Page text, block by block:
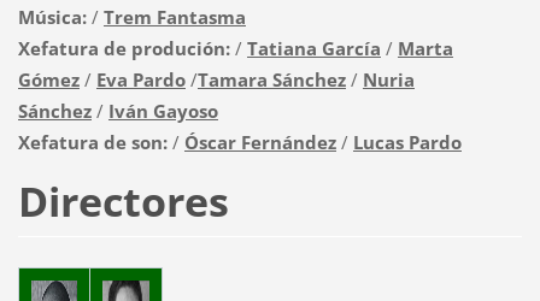
Música: / Trem Fantasma
Xefatura de produción: / Tatiana García / Marta
Gómez/ Eva Pardo/Tamara Sánchez/ Nuria
Sánchez/ Iván Gayoso
Xefatura de son: / Óscar Fernández/ Lucas Pardo
Directores